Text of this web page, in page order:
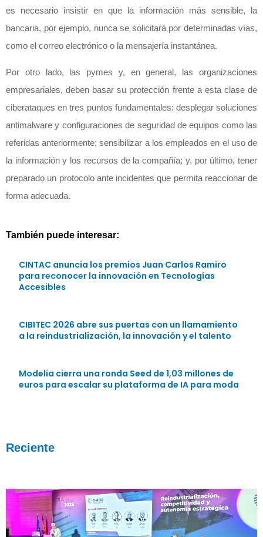
es necesario insistir en que la información más sensible, la
bancaria, por ejemplo, nunca se solicitará por determinadas vías,
como el correo electrónico o la mensajería instantánea.
Por otro lado, las pymes y, en general, las organizaciones
empresariales, deben basar su protección frente a esta clase de
ciberataques en tres puntos fundamentales: desplegar soluciones
antimalware y configuraciones de seguridad de equipos como las
referidas anteriormente; sensibilizar a los empleados en el uso de
la información y los recursos de la compañía; y, por último, tener
preparado un protocolo ante incidentes que permita reaccionar de
forma adecuada.
También puede interesar:
CINTAC anuncia los premios Juan Carlos Ramiro
para reconocer la innovación en Tecnologías
Accesibles
CIBITEC 2026 abre sus puertas con un llamamiento
a la reindustrialización, la innovación y el talento
Modelia cierra una ronda Seed de 1,03 millones de
euros para escalar su plataforma de IA para moda
Reciente